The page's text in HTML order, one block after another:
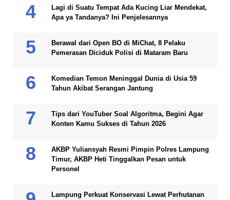
Lagi di Suatu Tempat Ada Kucing Liar Mendekat,
Apa ya Tandanya? Ini Penjelesannya
Berawal dari Open BO di MiChat, 8 Pelaku
Pemerasan Diciduk Polisi di Mataram Baru
Komedian Temon Meninggal Dunia di Usia 59
Tahun Akibat Serangan Jantung
Tips dari YouTuber Soal Algoritma, Begini Agar
Konten Kamu Sukses di Tahun 2026
AKBP Yuliansyah Resmi Pimpin Polres Lampung
Timur, AKBP Heti Tinggalkan Pesan untuk
Personel
Lampung Perkuat Konservasi Lewat Perhutanan